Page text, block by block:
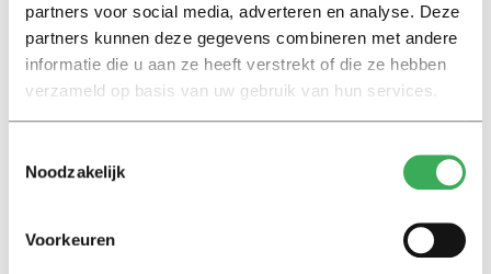
partners voor social media, adverteren en analyse. Deze
partners kunnen deze gegevens combineren met andere
informatie die u aan ze heeft verstrekt of die ze hebben
verzameld op basis van uw gebruik van hun services.
Noodzakelijk
Voorkeuren
Interview
Marion Koopmans over online
‘Wetenschappers, kom die